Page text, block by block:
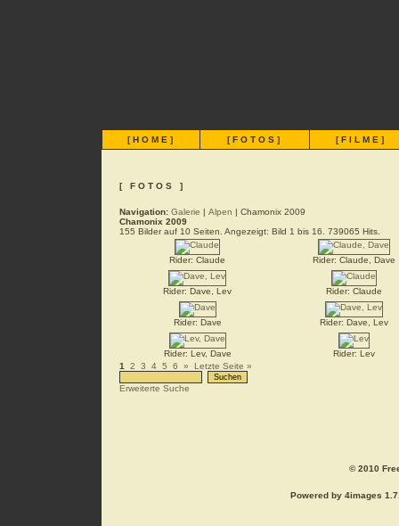
[HOME ] [FOTOS ] [FILME ]
[ FOTOS ]
Navigation: Galerie Alpen | Chamonix 2009
Chamonix 2009
155 Bilder auf 10 Seiten. Angezeigt: Bild 1 bis 16. 739065 Hits.
Rider: Claude Rider: Claude, Dave
Rider: Dave, Lev Rider: Claude
Rider: Dave Rider: Dave, Lev
Rider: Lev, Dave
Rider: Lev
1 2 3 4 5 6 » Letzte Seite »
Erweiterte Suche
© 2010
Powered by 4images